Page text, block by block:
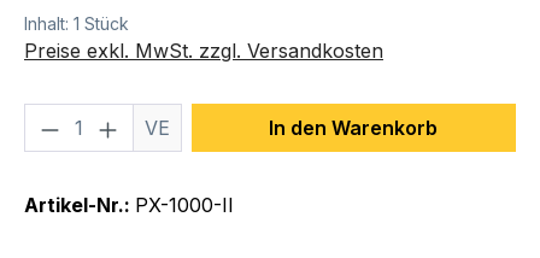
Inhalt: 1 Stück
Preise exkl. MwSt. zzgl. Versandkosten
Produkt Anzahl: Gib den
VE In den Warenkorb
Artikel-Nr.: PX-1000-II